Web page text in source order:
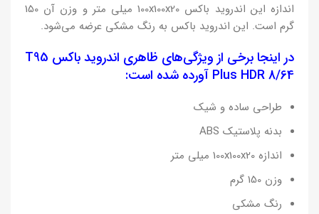
اندازه این اندروید باکس 100x100x20 میلی متر و وزن آن 150
گرم است. این اندروید باکس به رنگ مشکی عرضه می‌شود.
در اینجا برخی از ویژگی‌های ظاهری اندروید باکس T95
Plus HDR 8/64 آورده شده است:
طراحی ساده و شیک
بدنه پلاستیک ABS
اندازه 100x100x20 میلی متر
وزن 150 گرم
رنگ مشکی